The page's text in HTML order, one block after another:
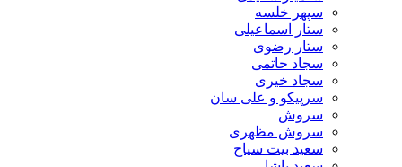
سپهر خلسه
ستار اسماعیلی
ستار رضوی
سجاد حاتمی
سجاد خیری
سرپیکو و علی سان
سروش
سروش مظهری
سعید بیت سیاح